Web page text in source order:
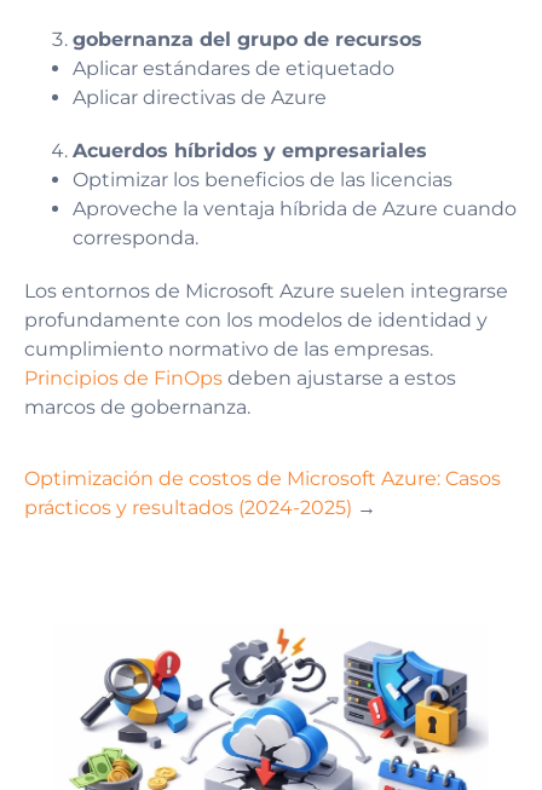
gobernanza del grupo de recursos
Aplicar estándares de etiquetado
Aplicar directivas de Azure
Acuerdos híbridos y empresariales
Optimizar los beneficios de las licencias
Aproveche la ventaja híbrida de Azure cuando
corresponda.
Los entornos de Microsoft Azure suelen integrarse
profundamente con los modelos de identidad y
cumplimiento normativo de las empresas.
Principios de FinOps deben ajustarse a estos
marcos de gobernanza.
Optimización de costos de Microsoft Azure: Casos
prácticos y resultados (2024-2025) →